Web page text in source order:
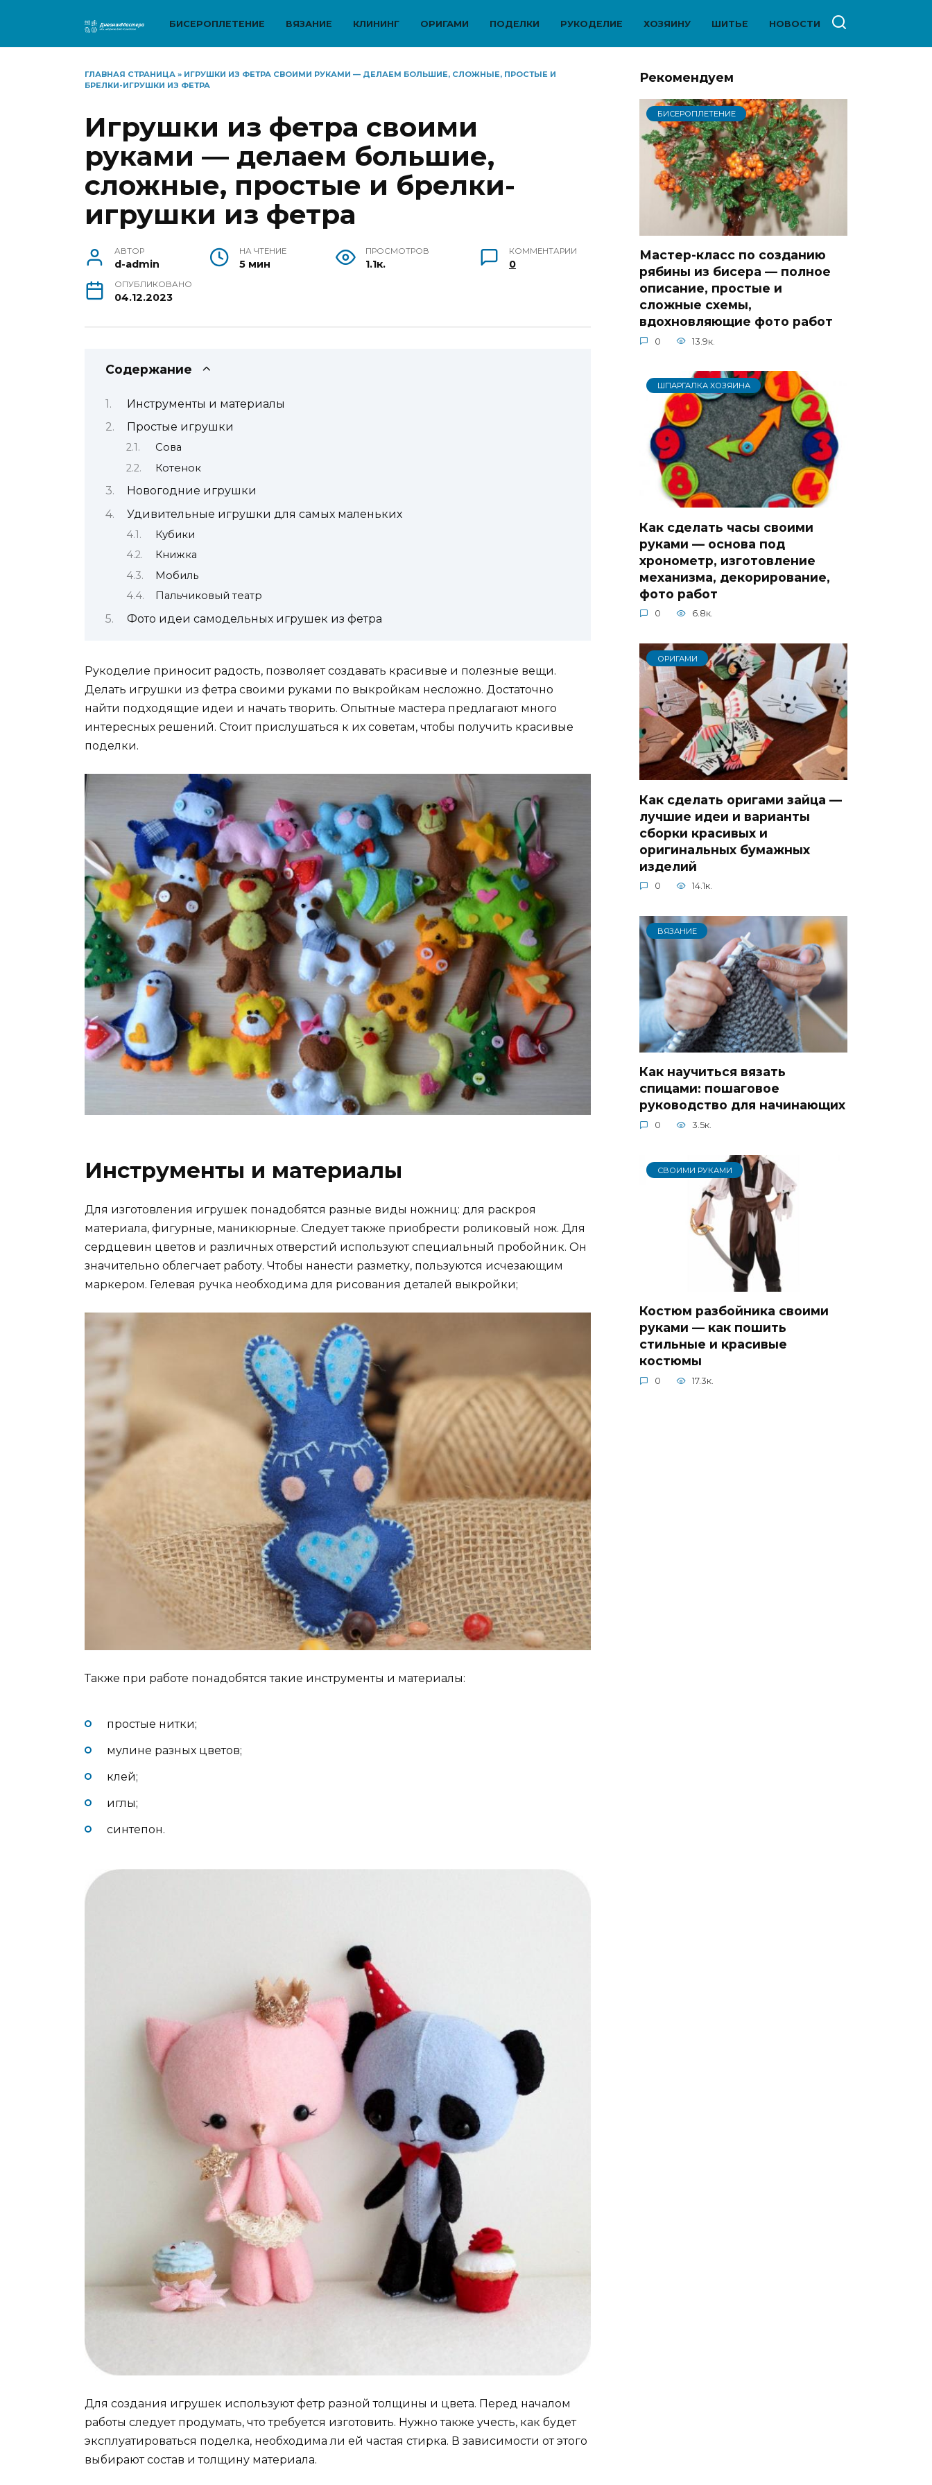
БИСЕРОПЛЕТЕНИЕ ВЯЗАНИЕ КЛИНИНГ ОРИГАМИ ПОДЕЛКИ РУКОДЕЛИЕ ХОЗЯИНУ ШИТЬЕ НОВОСТИ
ГЛАВНАЯ СТРАНИЦА » ИГРУШКИ ИЗ ФЕТРА СВОИМИ РУКАМИ — ДЕЛАЕМ БОЛЬШИЕ, СЛОЖНЫЕ, ПРОСТЫЕ И
БРЕЛКИ-ИГРУШКИ ИЗ ФЕТРА
Игрушки из фетра своими
руками — делаем большие,
сложные, простые и брелки-
игрушки из фетра
АВТОР
d-admin
НА ЧТЕНИЕ
5 мин
ПРОСМОТРОВ
1.1к.
КОММЕНТАРИИ
0
ОПУБЛИКОВАНО
04.12.2023
Содержание
Инструменты и материалы
Простые игрушки
Сова
Котенок
Новогодние игрушки
Удивительные игрушки для самых маленьких
Кубики
Книжка
Мобиль
Пальчиковый театр
Фото идеи самодельных игрушек из фетра
Рукоделие приносит радость, позволяет создавать красивые и полезные вещи.
Делать игрушки из фетра своими руками по выкройкам несложно. Достаточно
найти подходящие идеи и начать творить. Опытные мастера предлагают много
интересных решений. Стоит прислушаться к их советам, чтобы получить красивые
поделки.
Инструменты и материалы
Для изготовления игрушек понадобятся разные виды ножниц: для раскроя
материала, фигурные, маникюрные. Следует также приобрести роликовый нож. Для
сердцевин цветов и различных отверстий используют специальный пробойник. Он
значительно облегчает работу. Чтобы нанести разметку, пользуются исчезающим
маркером. Гелевая ручка необходима для рисования деталей выкройки;
Также при работе понадобятся такие инструменты и материалы:
простые нитки;
мулине разных цветов;
клей;
иглы;
синтепон.
Для создания игрушек используют фетр разной толщины и цвета. Перед началом
работы следует продумать, что требуется изготовить. Нужно также учесть, как будет
эксплуатироваться поделка, необходима ли ей частая стирка. В зависимости от этого
выбирают состав и толщину материала.
Рекомендуем
БИСЕРОПЛЕТЕНИЕ
Мастер-класс по созданию
рябины из бисера — полное
описание, простые и
сложные схемы,
вдохновляющие фото работ
0 13.9к.
ШПАРГАЛКА ХОЗЯИНА
Как сделать часы своими
руками — основа под
хронометр, изготовление
механизма, декорирование,
фото работ
0 6.8к.
ОРИГАМИ
Как сделать оригами зайца —
лучшие идеи и варианты
сборки красивых и
оригинальных бумажных
изделий
0 14.1к.
ВЯЗАНИЕ
Как научиться вязать
спицами: пошаговое
руководство для начинающих
0 3.5к.
СВОИМИ РУКАМИ
Костюм разбойника своими
руками — как пошить
стильные и красивые
костюмы
0 17.3к.